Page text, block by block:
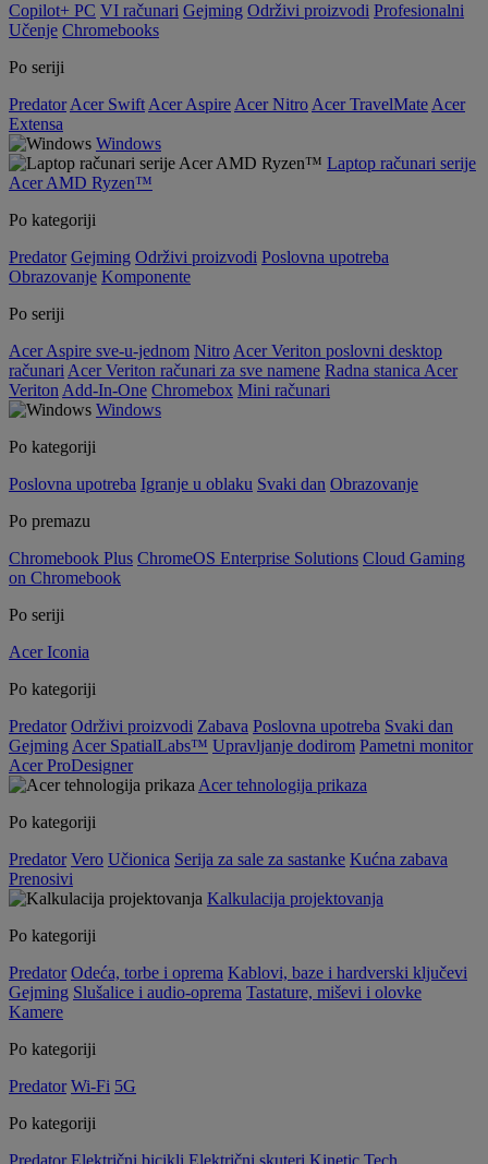
Copilot+ PC VI računari Gejming Održivi proizvodi Profesionalni
Učenje Chromebooks
Po seriji
Predator Acer Swift Acer Aspire Acer Nitro Acer TravelMate Acer
Extensa
Windows
Laptop računari serije
Acer AMD Ryzen™
Po kategoriji
Predator Gejming Održivi proizvodi Poslovna upotreba
Obrazovanje Komponente
Po seriji
Acer Aspire sve-u-jednom Nitro Acer Veriton poslovni desktop
računari Acer Veriton računari za sve namene Radna stanica Acer
Veriton Add-In-One Chromebox Mini računari
Windows
Po kategoriji
Poslovna upotreba Igranje u oblaku Svaki dan Obrazovanje
Po premazu
Chromebook Plus ChromeOS Enterprise Solutions Cloud Gaming
on Chromebook
Po seriji
Acer Iconia
Po kategoriji
Predator Održivi proizvodi Zabava Poslovna upotreba Svaki dan
Gejming Acer SpatialLabs™ Upravljanje dodirom Pametni monitor
Acer ProDesigner
Acer tehnologija prikaza
Po kategoriji
Predator Vero Učionica Serija za sale za sastanke Kućna zabava
Prenosivi
Kalkulacija projektovanja
Po kategoriji
Predator Odeća, torbe i oprema Kablovi, baze i hardverski ključevi
Gejming Slušalice i audio-oprema Tastature, miševi i olovke
Kamere
Po kategoriji
Predator Wi-Fi 5G
Po kategoriji
Predator Električni bicikli Električni skuteri Kinetic Tech